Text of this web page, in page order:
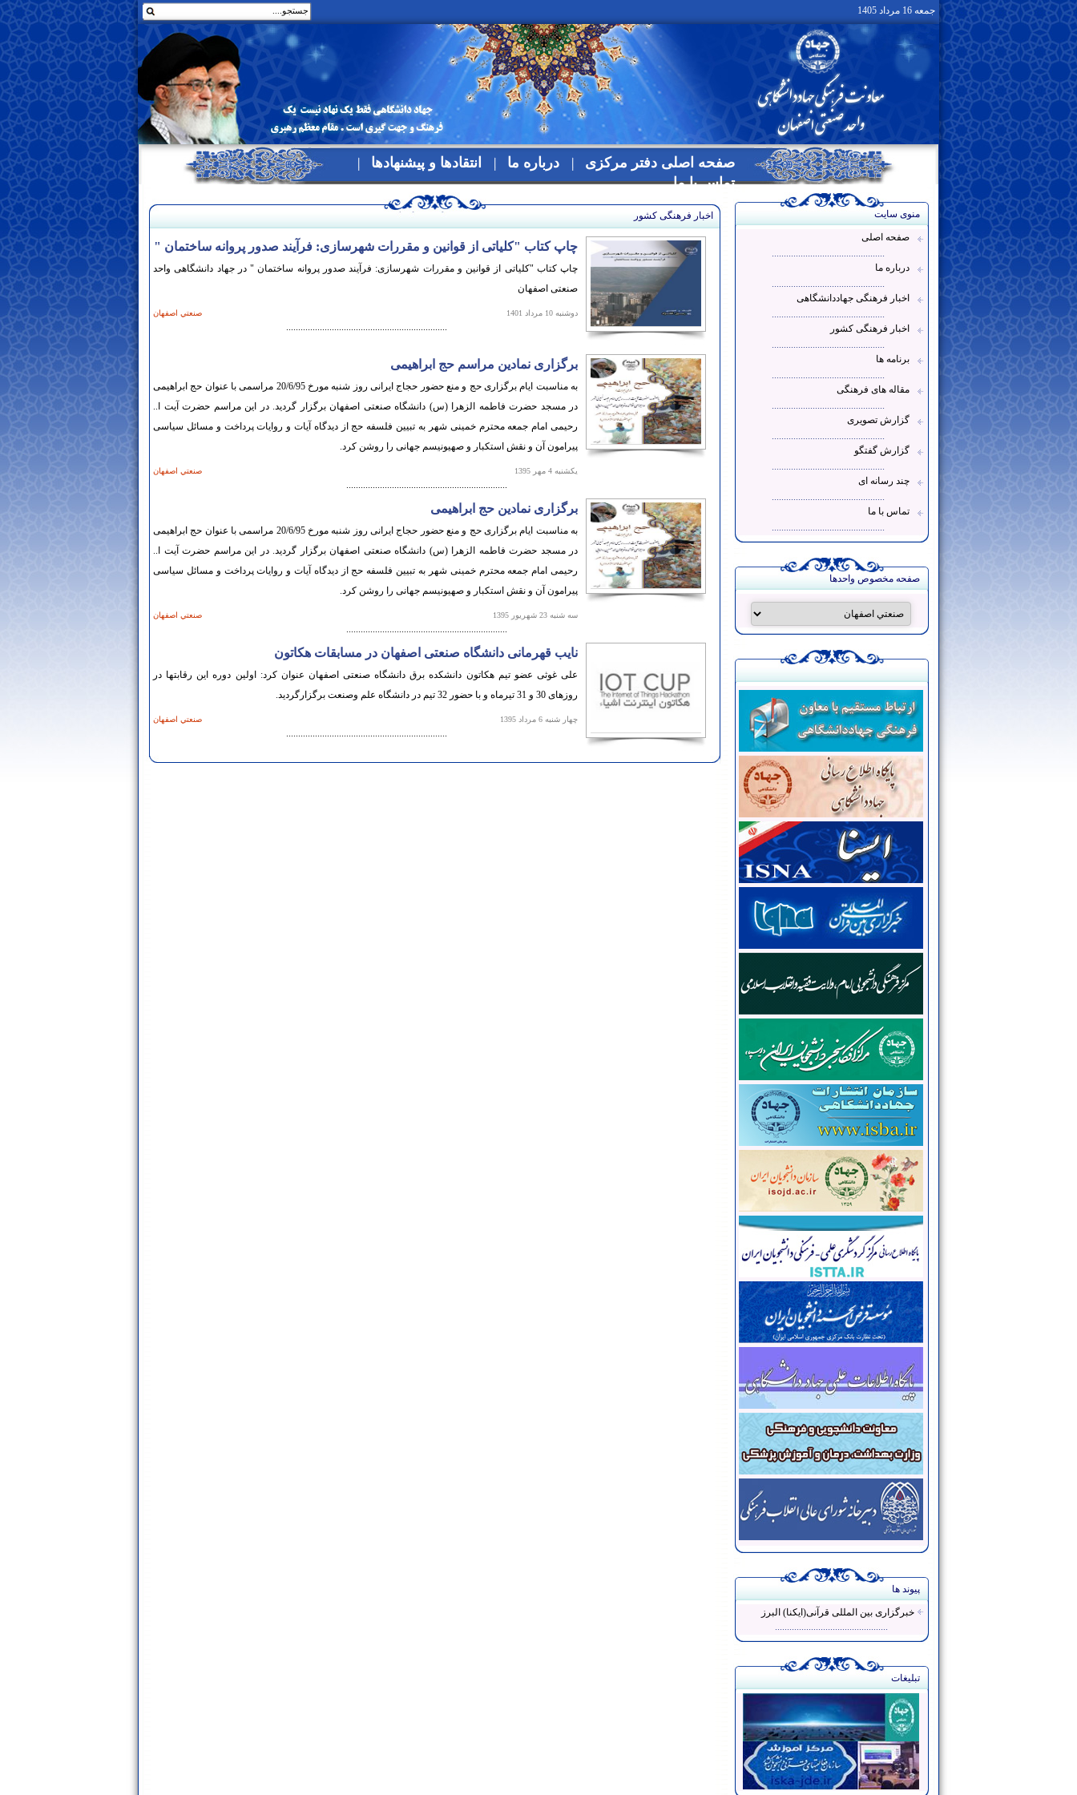
جمعه 16 مرداد 1405
صفحه اصلی دفتر مرکزی درباره ما
انتقادها و پیشنهادها
تماس با ما
منوی سایت
صفحه اصلی
...............................................
درباره ما
...............................................
اخبار فرهنگی جهاددانشگاهی
...............................................
اخبار فرهنگی کشور
...............................................
برنامه ها
...............................................
مقاله های فرهنگی
...............................................
گزارش تصویری
...............................................
گزارش گفتگو
...............................................
چند رسانه ای
...............................................
تماس با ما
...............................................
صفحه مخصوص واحدها
پیوند ها
خبرگزاری بین المللی قرآنی(ایکنا) البرز
...............................................
تبلیغات
اخبار فرهنگی کشور
چاپ کتاب "کلیاتی از قوانین و مقررات شهرسازی: فرآیند صدور پروانه ساختمان "
چاپ کتاب "کلیاتی از قوانین و مقررات شهرسازی: فرآیند صدور پروانه ساختمان " در جهاد دانشگاهی واحد
صنعتی اصفهان
دوشنبه 10 مرداد 1401 صنعتي اصفهان
...................................................................
برگزاری نمادین مراسم حج ابراهیمی
به مناسبت ایام برگزاری حج و منع حضور حجاج ایرانی روز شنبه مورخ 20/6/95 مراسمی با عنوان حج ابراهیمی
در مسجد حضرت فاطمه الزهرا (س) دانشگاه صنعتی اصفهان برگزار گردید. در این مراسم حضرت آیت ا..
رحیمی امام جمعه محترم خمینی شهر به تبیین فلسفه حج از دیدگاه آیات و روایات پرداخت و مسائل سیاسی
پیرامون آن و نقش استکبار و صهیونیسم جهانی را روشن کرد.
یکشنبه 4 مهر 1395 صنعتي اصفهان
...................................................................
برگزاری نمادین حج ابراهیمی
به مناسبت ایام برگزاری حج و منع حضور حجاج ایرانی روز شنبه مورخ 20/6/95 مراسمی با عنوان حج ابراهیمی
در مسجد حضرت فاطمه الزهرا (س) دانشگاه صنعتی اصفهان برگزار گردید. در این مراسم حضرت آیت ا..
رحیمی امام جمعه محترم خمینی شهر به تبیین فلسفه حج از دیدگاه آیات و روایات پرداخت و مسائل سیاسی
پیرامون آن و نقش استکبار و صهیونیسم جهانی را روشن کرد.
سه شنبه 23 شهریور 1395 صنعتي اصفهان
...................................................................
نایب قهرمانی دانشگاه صنعتی اصفهان در مسابقات هکاتون
علی غوثی عضو تیم هکاتون دانشکده برق دانشگاه صنعتی اصفهان عنوان کرد: اولین دوره این رقابتها در
روزهای 30 و 31 تیرماه و با حضور 32 تیم در دانشگاه علم وصنعت برگزارگردید.
چهار شنبه 6 مرداد 1395 صنعتي اصفهان
...................................................................